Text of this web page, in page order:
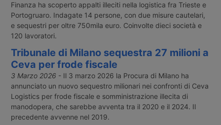
Finanza ha scoperto appalti illeciti nella logistica fra Trieste e
Portogruaro. Indagate 14 persone, con due misure cautelari,
e sequestri per oltre 750mila euro. Coinvolte dieci società e
120 lavoratori.
Tribunale di Milano sequestra 27 milioni a
Ceva per frode fiscale
3 Marzo 2026 - Il 3 marzo 2026 la Procura di Milano ha
annunciato un nuovo sequestro milionari nei confronti di Ceva
Logistics per frode fiscale e somministrazione illecita di
manodopera, che sarebbe avventa tra il 2020 e il 2024. Il
precedente avvenne nel 2019.